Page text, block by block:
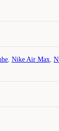
, Nike Air Max,